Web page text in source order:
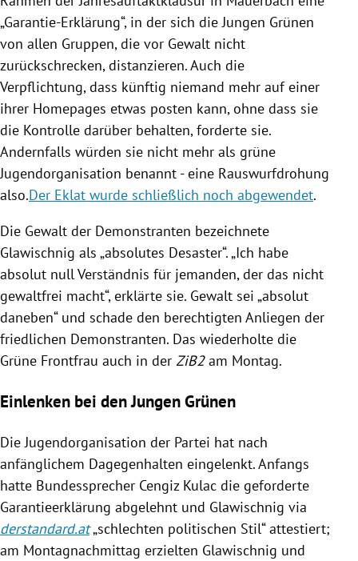
„Garantie-Erklärung“, in der sich die Jungen Grünen
von allen Gruppen, die vor Gewalt nicht
zurückschrecken, distanzieren. Auch die
Verpflichtung, dass künftig niemand mehr auf einer
ihrer Homepages etwas posten kann, ohne dass sie
die Kontrolle darüber behalten, forderte sie.
Andernfalls würden sie nicht mehr als grüne
Jugendorganisation benannt - eine Rauswurfdrohung
also.Der Eklat wurde schließlich noch abgewendet.
Die Gewalt der Demonstranten bezeichnete
Glawischnig als „absolutes Desaster“. „Ich habe
absolut null Verständnis für jemanden, der das nicht
gewaltfrei macht“, erklärte sie. Gewalt sei „absolut
daneben“ und schade den berechtigten Anliegen der
friedlichen Demonstranten. Das wiederholte die
Grüne Frontfrau auch in der ZiB2am Montag.
Einlenken bei den Jungen Grünen
Die Jugendorganisation der Partei hat nach
anfänglichem Dagegenhalten eingelenkt. Anfangs
hatte Bundessprecher Cengiz Kulac die geforderte
Garantieerklärung abgelehnt und Glawischnig via
derstandard.at„schlechten politischen Stil“ attestiert;
am Montagnachmittag erzielten Glawischnig und